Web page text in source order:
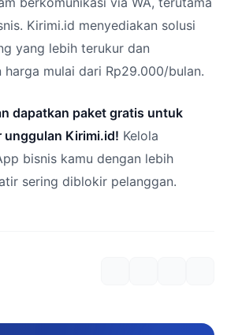
Kirimi.id menyediakan solusi
yang lebih terukur dan
mulai dari Rp29.000/bulan.
dapatkan paket gratis untuk
Kirimi.id! Kelola
bisnis kamu dengan lebih
sering diblokir pelanggan.